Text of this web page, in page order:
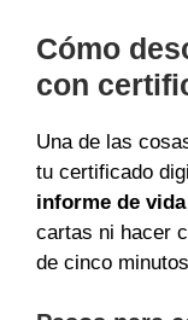
Cómo
con
Una de las
tu certificado
informe de
cartas ni hacer
de cinco